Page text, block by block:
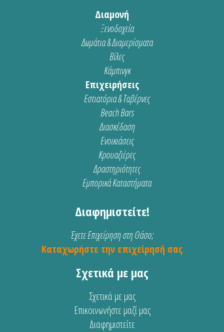
Διαμονή
Ξενοδοχεία
Δωμάτια & Διαμερίσματα
Βίλες
Κάμπινγκ
Επιχειρήσεις
Εστιατόρια & Ταβέρνες
Beach Bars
Διασκέδαση
Ενοικιάσεις
Κρουαζιέρες
Δραστηριότητες
Εμπορικά Καταστήματα
Διαφημιστείτε!
Έχετε Επιχείρηση στη Θάσο;
Καταχωρήστε την επιχείρησή σας
Σχετικά με μας
Σχετικά με μας
Επικοινωνήστε μαζί μας
Διαφημιστείτε